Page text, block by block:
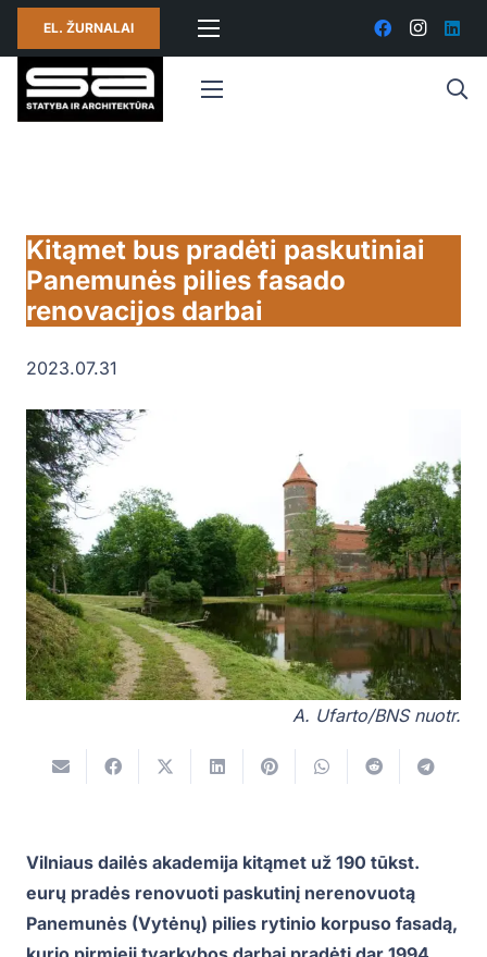
EL. ŽURNALAI
Kitąmet bus pradėti paskutiniai
Panemunės pilies fasado
renovacijos darbai
2023.07.31
A. Ufarto/BNS nuotr.
Vilniaus dailės akademija kitąmet už 190 tūkst.
eurų pradės renovuoti paskutinį nerenovuotą
Panemunės (Vytėnų) pilies rytinio korpuso fasadą,